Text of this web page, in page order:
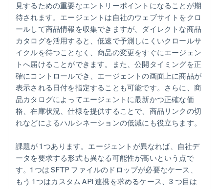
見するための重要なエントリーポイントになることが期
待されます。エージェントは自社のウェブサイトをクロ
ールして商品情報を収集できますが、ダイレクトな商品
カタログを活用すると、低速で予測しにくいクロールサ
イクルを待つことなく、商品の変更をすぐにエージェン
トへ届けることができます。また、公開タイミングを正
確にコントロールでき、エージェントの画面上に商品が
表示される日付を指定することも可能です。さらに、商
品カタログによってエージェントに最新かつ正確な価
格、在庫状況、仕様を提供することで、商品リンクの切
れなどによるハルシネーションの低減にも役立ちます。
課題が 1 つあります。エージェントが異なれば、自社デ
ータを要求する形式も異なる可能性が高いという点で
す。1 つは SFTP ファイルのドロップが必要なケース、
もう 1 つはカスタム API 連携を求めるケース、3 つ目は